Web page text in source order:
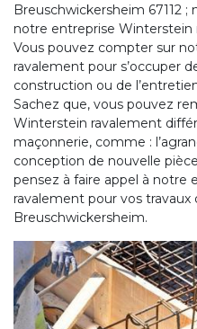
Breuschwickersheim 67112 ;
notre entreprise Winterstein
Vous pouvez compter sur
ravalement pour s’occuper
construction ou de
Sachez que, vous pouvez
Winterstein ravalement
maçonnerie, comme :
conception de nouvelle
pensez à faire appel à notre
ravalement pour vos travaux
Breuschwickersheim.